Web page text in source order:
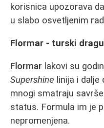
korisnica upozorava
u slabo osvetljenim
Flormar - turski
Flormar lakovi su
Supershine linija i dalje
mnogi smatraju
status. Formula im je
nepromenjena.